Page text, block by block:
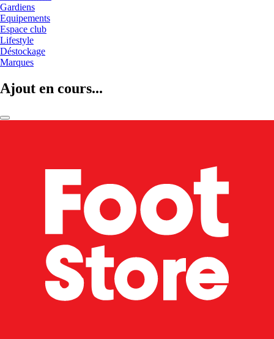
Gardiens
Equipements
Espace club
Lifestyle
Déstockage
Marques
Ajout en cours...